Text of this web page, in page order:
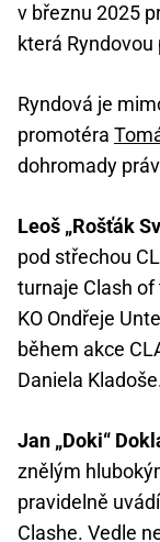
v březnu 2025
která
Ryndová je
promotéra
dohromady
Leoš „Rošťák
pod střechou
turnaje Clash of
KO Ondřeje
během akce
Daniela
Jan „Doki“
znělým
pravidelně
Clashe. Vedle